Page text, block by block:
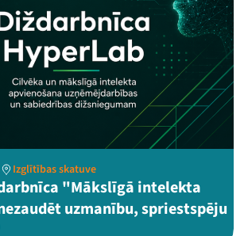
Izglītības skatuve
"Mākslīgā intelekta
uzmanību, spriestspēju